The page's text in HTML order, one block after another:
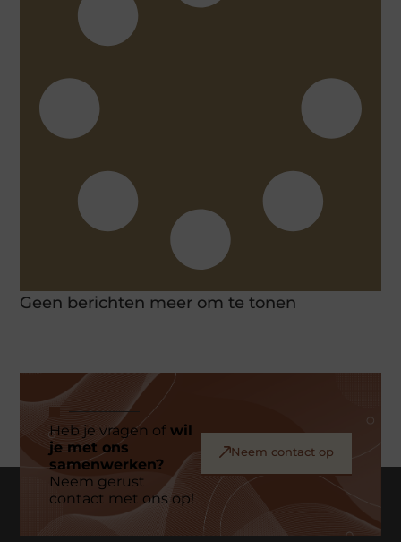
Geen berichten meer om te tonen
Heb je vragen ofwil
je met ons
samenwerken?
Neem gerust
contact met ons op!
Neem contact op